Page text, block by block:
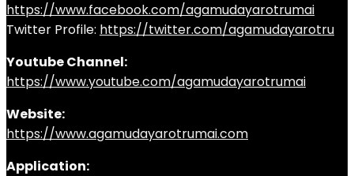
https://www.facebook.com/agamudayarotrumai
Twitter Profile: https://twitter.com/agamudayarotru
Youtube Channel:
https://www.youtube.com/agamudayarotrumai
Website:
https://www.agamudayarotrumai.com
Application: